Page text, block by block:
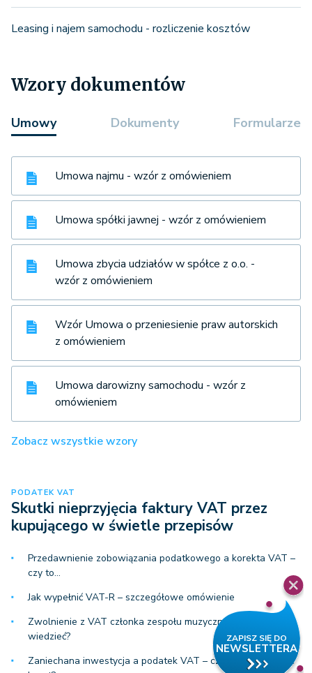
Leasing i najem samochodu - rozliczenie kosztów
Wzory dokumentów
Umowy Dokumenty Formularze
Umowa najmu - wzór z omówieniem
Umowa spółki jawnej - wzór z omówieniem
Umowa zbycia udziałów w spółce z o.o. -
wzór z omówieniem
Wzór Umowa o przeniesienie praw autorskich
z omówieniem
Umowa darowizny samochodu - wzór z
omówieniem
Zobacz wszystkie wzory
PODATEK VAT
Skutki nieprzyjęcia faktury VAT przez
kupującego w świetle przepisów
Przedawnienie zobowiązania podatkowego a korekta VAT –
czy to…
Jak wypełnić VAT-R – szczegółowe omówienie
Zwolnienie z VAT członka zespołu muzycznego – co warto
wiedzieć?
Zaniechana inwestycja a podatek VAT – czy można odliczyć